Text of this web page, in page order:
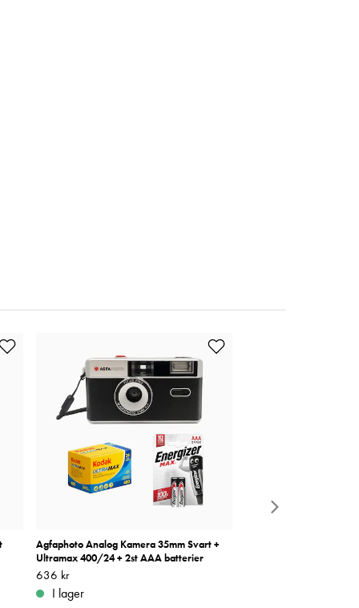
Agfaphoto Analog Kamera 35mm Svart +
Ultramax 400/24 + 2st AAA batterier
Pris: 636 kr
636 kr
I lager